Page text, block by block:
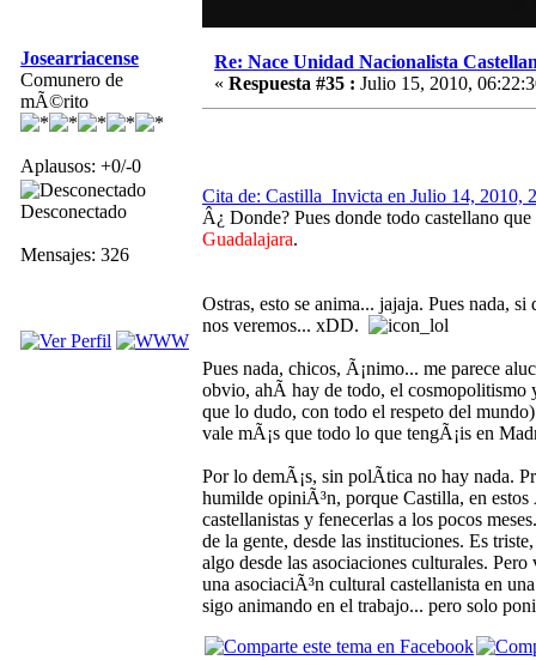
Josearriacense
Comunero de
mÃ©rito
Aplausos: +0/-0
Desconectado
Mensajes: 326
Re: Nace Unidad Nacionalista
« Respuesta #35 : Julio 15, 2010,
Cita de: Castilla_Invicta en Julio 14, 2010,
Â¿ Donde? Pues donde todo castellano
Guadalajara.
Ostras, esto se anima... jajaja. Pues nada,
nos veremos... xDD.
Pues nada, chicos, Ã¡nimo... me parece
obvio, ahÃ­ hay de todo, el cosmopolitismo
que lo dudo, con todo el respeto del
vale mÃ¡s que todo lo que tengÃ¡is en
Por lo demÃ¡s, sin polÃ­tica no hay nada.
humilde opiniÃ³n, porque Castilla, en
castellanistas y fenecerlas a los pocos
de la gente, desde las instituciones. Es
algo desde las asociaciones culturales.
una asociaciÃ³n cultural castellanista en
sigo animando en el trabajo... pero solo